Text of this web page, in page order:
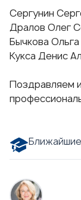
Сергунин
Дралов
Кукса Денис
Поздравляем